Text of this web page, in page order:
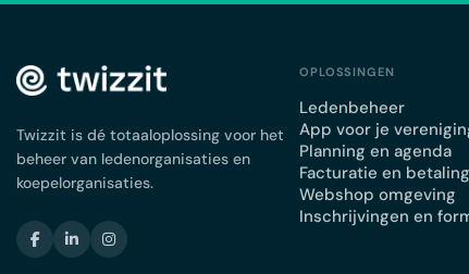
Twizzit is dé totaaloplossing voor het
beheer van ledenorganisaties en
koepelorganisaties.
OPLOSSINGEN
Ledenbeheer
App voor je
Planning en agenda
Facturatie en
Webshop omgeving
Inschrijvingen en